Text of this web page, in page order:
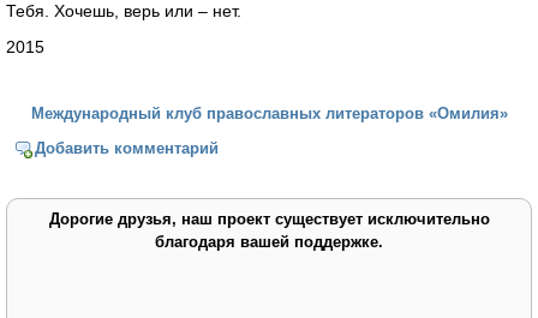
Тебя. Хочешь, верь или – нет.
2015
Международный клуб православных литераторов «Омилия»
Добавить комментарий
Дорогие друзья, наш проект существует исключительно
благодаря вашей поддержке.